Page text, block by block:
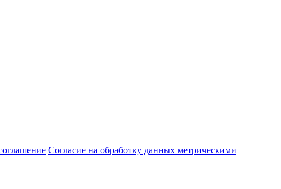
Согласие на обработку данных метрическими